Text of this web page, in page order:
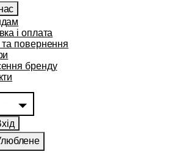
і оплата
повернення
бренду